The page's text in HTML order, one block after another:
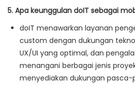
5. Apa keunggulan doIT sebagai
doIT menawarkan layanan
custom dengan dukungan
UX/UI yang optimal, dan
menangani berbagai jenis
menyediakan dukungan